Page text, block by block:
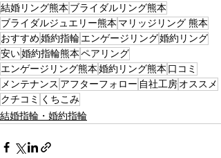
結婚リング熊本 ブライダルリング熊本
ブライダルジュエリー熊本 マリッジリング 熊本
おすすめ婚約指輪 エンゲージリング婚約リング
安い婚約指輪熊本ペアリング
エンゲージリング熊本婚約リング熊本 口コミ
メンテナンス アフターフォロー 自社工房オススメ
クチコミ くちこみ
結婚指輪・婚約指輪